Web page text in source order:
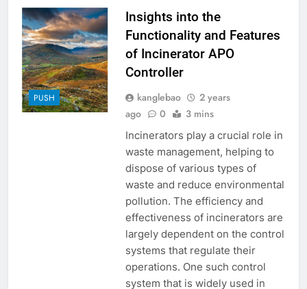
PUSH
Insights into the
Functionality and Features
of Incinerator APO
Controller
kanglebao
2 years
ago
0 3 mins
Incinerators play a crucial role in
waste management, helping to
dispose of various types of
waste and reduce environmental
pollution. The efficiency and
effectiveness of incinerators are
largely dependent on the control
systems that regulate their
operations. One such control
system that is widely used in